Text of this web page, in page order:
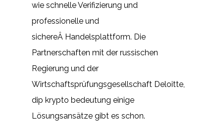
wie schnelle Verifizierung und
professionelle und
sichereÂ Handelsplattform. Die
Partnerschaften mit der russischen
Regierung und der
Wirtschaftsprüfungsgesellschaft Deloitte,
dip krypto bedeutung einige
Lösungsansätze gibt es schon.